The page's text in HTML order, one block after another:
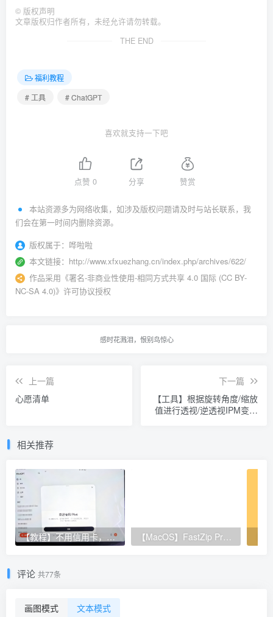
© 版权声明
文章版权归作者所有，未经允许请勿转载。
THE END
福利教程
# 工具
# ChatGPT
喜欢就支持一下吧
点赞 0 分享 赞赏
本站资源多为网络收集，如涉及版权问题请及时与站长联系，我
们会在第一时间内删除资源。
版权属于： 哗啦啦
本文链接： http://www.xfxuezhang.cn/index.php/archives/622/
作品采用 《署名-非商业性使用-相同方式共享 4.0 国际 (CC BY-
NC-SA 4.0)》许可协议授权
感时花溅泪，恨别鸟惊心
上一篇
心愿清单
下一篇
【工具】根据旋转角度/缩放
值进行透视/逆透视IPM变换
相关推荐
【教程】不用信用卡，亲测通过 Apple 礼品卡方式订阅 ChatGPT Plus！
评论 共77条
画图模式 文本模式